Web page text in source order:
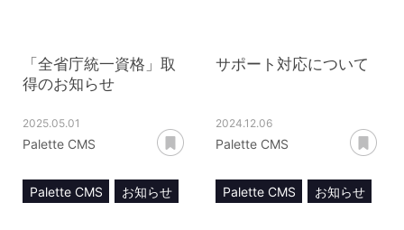
「全省庁統一資格」取
得のお知らせ
2025.05.01
Palette CMS
あとで読む
Palette CMS
お知らせ
サポート対応について
2024.12.06
Palette CMS
Palette CMS
お知らせ